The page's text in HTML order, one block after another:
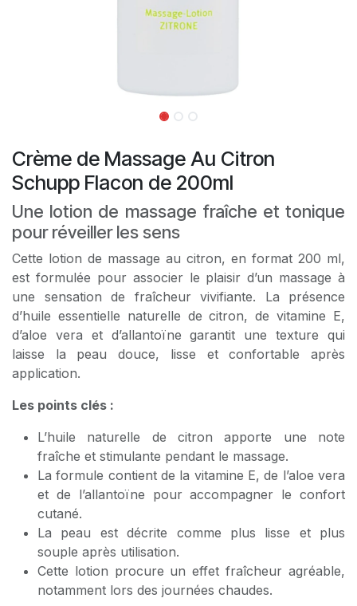
Crème de Massage Au Citron
Schupp Flacon de 200ml
Une lotion de massage fraîche et tonique
pour réveiller les sens
Cette lotion de massage au citron, en format 200 ml,
est formulée pour associer le plaisir d’un massage à
une sensation de fraîcheur vivifiante. La présence
d’huile essentielle naturelle de citron, de vitamine E,
d’aloe vera et d’allantoïne garantit une texture qui
laisse la peau douce, lisse et confortable après
application.
Les points clés :
L’huile naturelle de citron apporte une note
fraîche et stimulante pendant le massage.
La formule contient de la vitamine E, de l’aloe vera
et de l’allantoïne pour accompagner le confort
cutané.
La peau est décrite comme plus lisse et plus
souple après utilisation.
Cette lotion procure un effet fraîcheur agréable,
notamment lors des journées chaudes.